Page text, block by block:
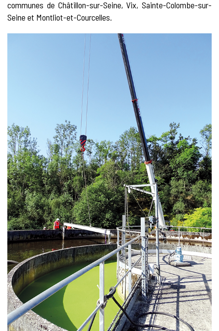
communes de Châtillon-sur-Seine, Vix, Sainte-Colombe-sur-
Seine et Montliot-et-Courcelles.